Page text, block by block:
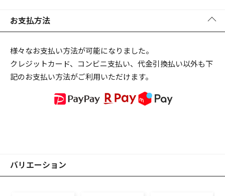
リセット この内容で検索する
お支払方法
様々なお支払い方法が可能になりました。
クレジットカード、コンビニ支払い、代金引換払い以外も下
記のお支払い方法がご利用いただけます。
バリエーション